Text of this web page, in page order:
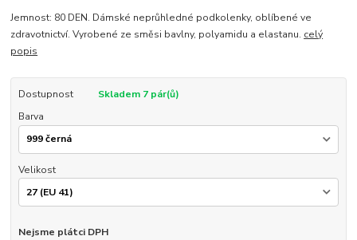
Jemnost: 80 DEN. Dámské neprůhledné podkolenky, oblíbené ve
zdravotnictví. Vyrobené ze směsi bavlny, polyamidu a elastanu. celý
popis
Dostupnost
Skladem 7 pár(ů)
Barva
Velikost
Nejsme plátci DPH